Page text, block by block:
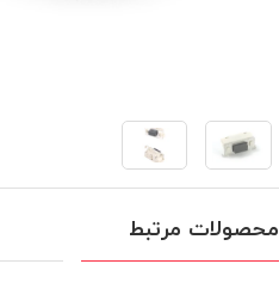
محصولات مرتبط